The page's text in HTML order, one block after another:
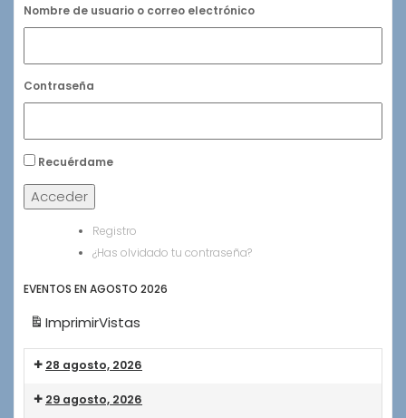
Nombre de usuario o correo electrónico
Contraseña
Recuérdame
Acceder
Registro
¿Has olvidado tu contraseña?
EVENTOS EN AGOSTO 2026
ImprimirVistas
28 agosto, 2026
Encuentro
Multi-
29 agosto, 2026